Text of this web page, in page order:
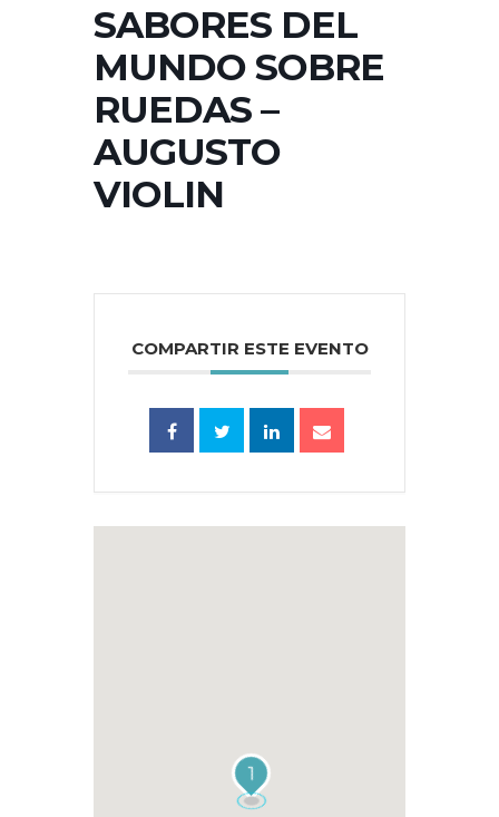
SABORES DEL
MUNDO SOBRE
RUEDAS –
AUGUSTO
VIOLIN
COMPARTIR ESTE EVENTO
1